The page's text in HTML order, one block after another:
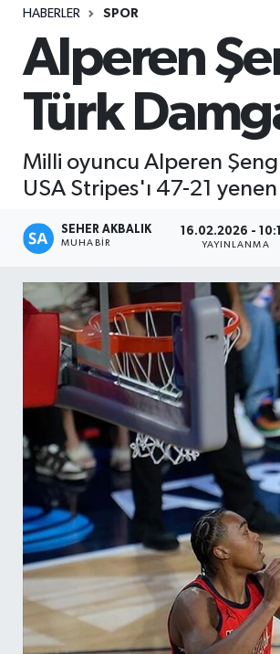
HABERLER SPOR
Alperen
Türk
Milli oyuncu Alperen
USA Stripes'ı 47-21
SEHER AKBALIK
MUHABIR
16.02.2026 -
YAYINLANMA
Seri İlan
Siyaset
Spor